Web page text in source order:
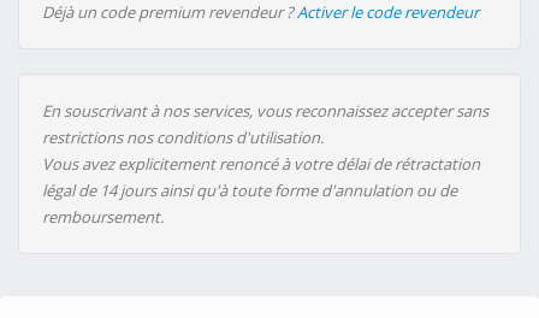
Déjà un code premium revendeur ?Activer le code revendeur
En souscrivant à nos services, vous reconnaissez accepter sans
restrictions nos conditions d'utilisation.
Vous avez explicitement renoncé à votre délai de rétractation
légal de 14 jours ainsi qu'à toute forme d'annulation ou de
remboursement.